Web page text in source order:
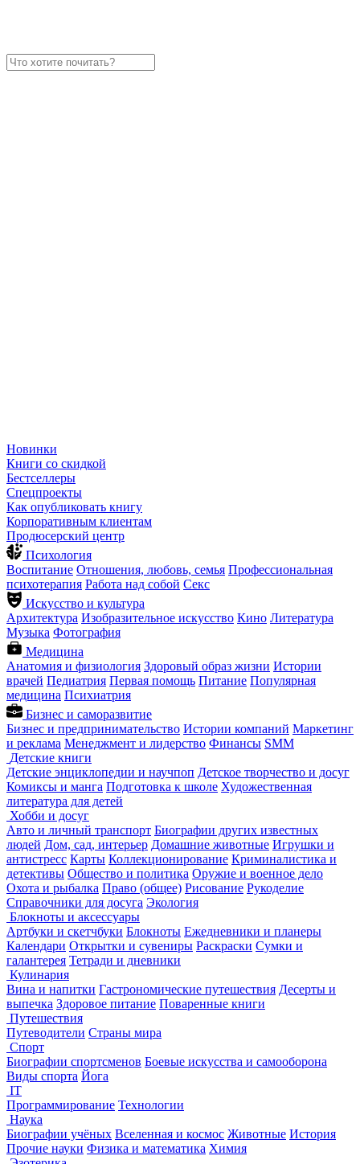
Новинки
Книги со скидкой
Бестселлеры
Спецпроекты
Как опубликовать книгу
Корпоративным клиентам
Продюсерский центр
Психология
Воспитание Отношения, любовь, семья Профессиональная
психотерапия Работа над собой Секс
Искусство и культура
Архитектура Изобразительное искусство Кино Литература
Музыка Фотография
Медицина
Анатомия и физиология Здоровый образ жизни Истории
врачей Педиатрия Первая помощь Питание Популярная
медицина Психиатрия
Бизнес и саморазвитие
Бизнес и предпринимательство Истории компаний Маркетинг
и реклама Менеджмент и лидерство Финансы SMM
Детские книги
Детские энциклопедии и научпоп Детское творчество и досуг
Комиксы и манга Подготовка к школе Художественная
литература для детей
Хобби и досуг
Авто и личный транспорт Биографии других известных
людей Дом, сад, интерьер Домашние животные Игрушки и
антистресс Карты Коллекционирование Криминалистика и
детективы Общество и политика Оружие и военное дело
Охота и рыбалка Право (общее) Рисование Рукоделие
Справочники для досуга Экология
Блокноты и аксессуары
Артбуки и скетчбуки Блокноты Ежедневники и планеры
Календари Открытки и сувениры Раскраски Сумки и
галантерея Тетради и дневники
Кулинария
Вина и напитки Гастрономические путешествия Десерты и
выпечка Здоровое питание Поваренные книги
Путешествия
Путеводители Страны мира
Спорт
Биографии спортсменов Боевые искусства и самооборона
Виды спорта Йога
IT
Программирование Технологии
Наука
Биографии учёных Вселенная и космос Животные История
Прочие науки Физика и математика Химия